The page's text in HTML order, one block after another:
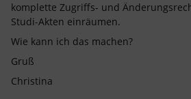
komplette Zugriffs- und
Studi-Akten einräumen.
Wie kann ich das machen?
Gruß
Christina